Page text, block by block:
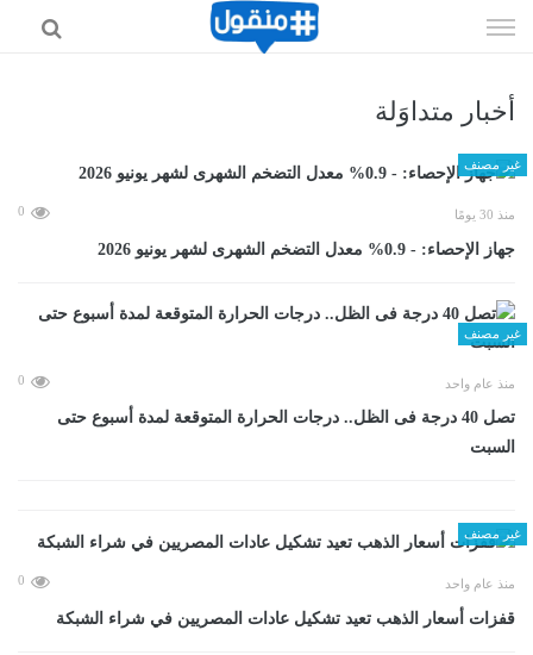
الى
أخبار متداوَلة
غير مصنف
منذ 30 يومًا 0
جهاز الإحصاء: - 0.9% معدل التضخم الشهرى لشهر يونيو 2026
غير مصنف
منذ عام واحد 0
تصل 40 درجة فى الظل.. درجات الحرارة المتوقعة لمدة أسبوع حتى
السبت
غير مصنف
منذ عام واحد 0
قفزات أسعار الذهب تعيد تشكيل عادات المصريين في شراء الشبكة